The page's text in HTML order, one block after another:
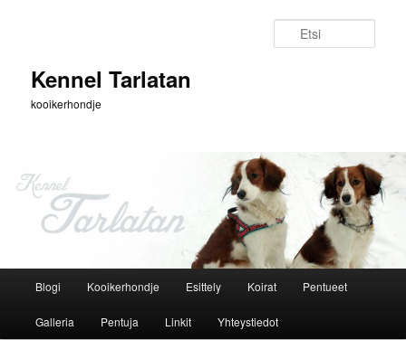
Kennel Tarlatan
kooikerhondje
Blogi Kooikerhondje Esittely Koirat Pentueet
Galleria Pentuja Linkit Yhteystiedot